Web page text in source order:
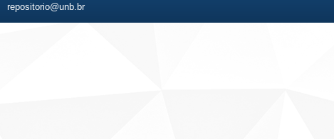
repositorio@unb.br